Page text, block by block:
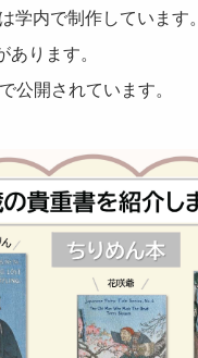
学内で制作しています。
ります。
で公開されています。